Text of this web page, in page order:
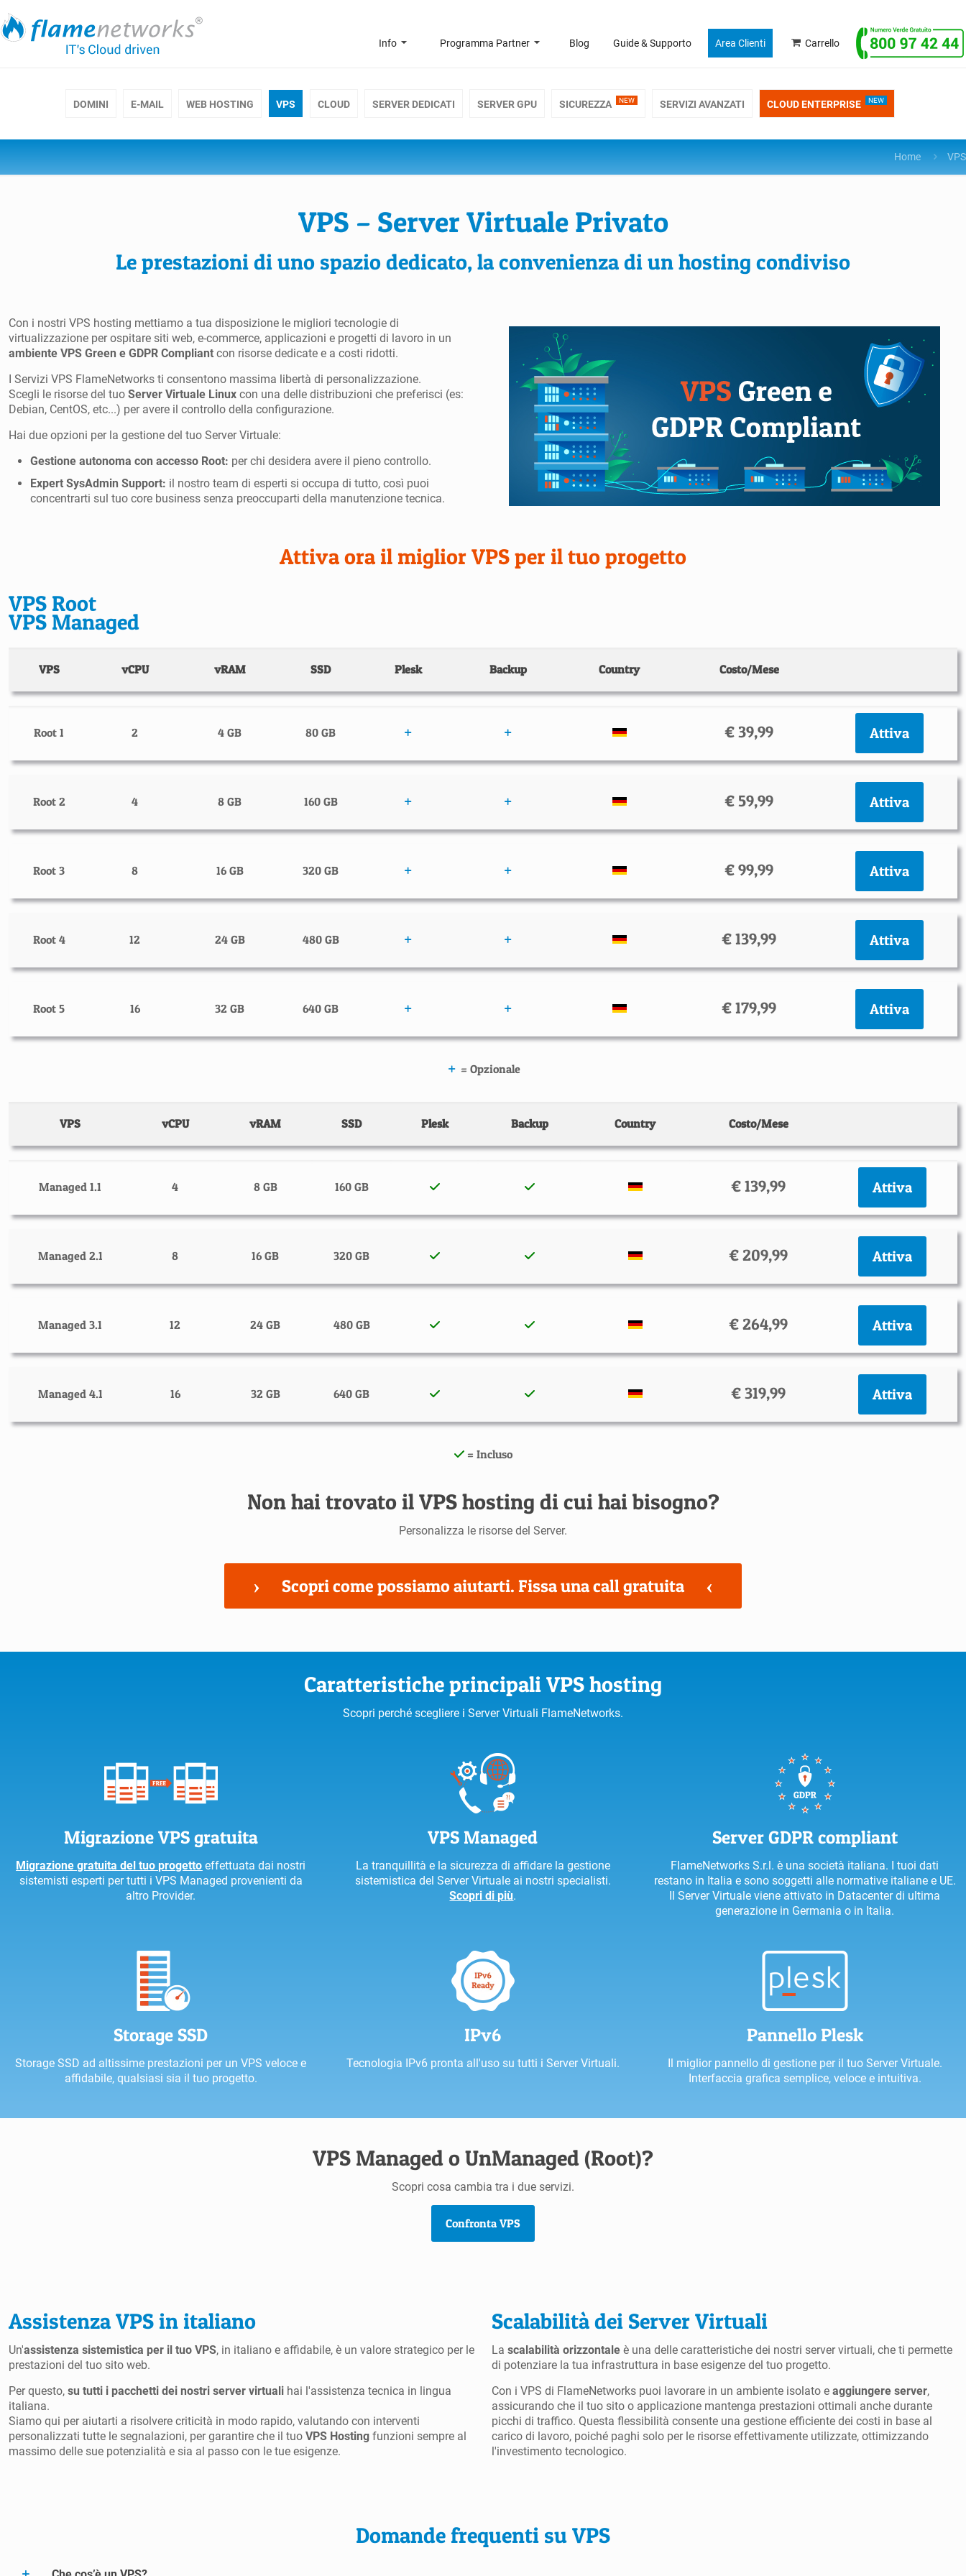
DOMINI E-MAIL WEB HOSTING VPS CLOUD SERVER DEDICATI SERVER GPU SICUREZZA NEW SERVIZI AVANZATI CLOUD ENTERPRISE NEW
Info Programma Partner Blog Guide & Supporto Area Clienti Carrello
Home VPS
VPS – Server Virtuale Privato
Le prestazioni di uno spazio dedicato, la convenienza di un hosting condiviso
Con i nostri VPS hosting mettiamo a tua disposizione le migliori tecnologie di
virtualizzazione per ospitare siti web, e-commerce, applicazioni e progetti di lavoro in un
ambiente VPS Green e GDPR Compliant con risorse dedicate e a costi ridotti.
I Servizi VPS FlameNetworks ti consentono massima libertà di personalizzazione.
Scegli le risorse del tuo Server Virtuale Linux con una delle distribuzioni che preferisci (es:
Debian, CentOS, etc...) per avere il controllo della configurazione.
Hai due opzioni per la gestione del tuo Server Virtuale:
Gestione autonoma con accesso Root: per chi desidera avere il pieno controllo.
Expert SysAdmin Support: il nostro team di esperti si occupa di tutto, così puoi
concentrarti sul tuo core business senza preoccuparti della manutenzione tecnica.
Attiva ora il miglior VPS per il tuo progetto
VPS Root
VPS Managed
VPS vCPU vRAM SSD Plesk Backup Country Costo/Mese
Root 1 2 4 GB 80 GB € 39,99 Attiva
Root 2 4 8 GB 160 GB € 59,99 Attiva
Root 3 8 16 GB 320 GB € 99,99 Attiva
Root 4 12 24 GB 480 GB € 139,99 Attiva
Root 5 16 32 GB 640 GB € 179,99 Attiva
= Opzionale
VPS vCPU vRAM SSD Plesk Backup Country Costo/Mese
Managed 1.1 4 8 GB 160 GB € 139,99 Attiva
Managed 2.1 8 16 GB 320 GB € 209,99 Attiva
Managed 3.1 12 24 GB 480 GB € 264,99 Attiva
Managed 4.1 16 32 GB 640 GB € 319,99 Attiva
= Incluso
Non hai trovato il VPS hosting di cui hai bisogno?
Personalizza le risorse del Server.
Scopri come possiamo aiutarti. Fissa una call gratuita
Caratteristiche principali VPS hosting
Scopri perché scegliere i Server Virtuali FlameNetworks.
Migrazione VPS gratuita
Migrazione gratuita del tuo progetto effettuata dai nostri
sistemisti esperti per tutti i VPS Managed provenienti da
altro Provider.
VPS Managed
La tranquillità e la sicurezza di affidare la gestione
sistemistica del Server Virtuale ai nostri specialisti.
Scopri di più.
Server GDPR compliant
FlameNetworks S.r.l. è una società italiana. I tuoi dati
restano in Italia e sono soggetti alle normative italiane e UE.
Il Server Virtuale viene attivato in Datacenter di ultima
generazione in Germania o in Italia.
Storage SSD
Storage SSD ad altissime prestazioni per un VPS veloce e
affidabile, qualsiasi sia il tuo progetto.
IPv6
Tecnologia IPv6 pronta all'uso su tutti i Server Virtuali.
Pannello Plesk
Il miglior pannello di gestione per il tuo Server Virtuale.
Interfaccia grafica semplice, veloce e intuitiva.
VPS Managed o UnManaged (Root)?
Scopri cosa cambia tra i due servizi.
Confronta VPS
Assistenza VPS in italiano
Un'assistenza sistemistica per il tuo VPS, in italiano e affidabile, è un valore strategico per le
prestazioni del tuo sito web.
Per questo, su tutti i pacchetti dei nostri server virtuali hai l'assistenza tecnica in lingua
italiana.
Siamo qui per aiutarti a risolvere criticità in modo rapido, valutando con interventi
personalizzati tutte le segnalazioni, per garantire che il tuo VPS Hosting funzioni sempre al
massimo delle sue potenzialità e sia al passo con le tue esigenze.
Scalabilità dei Server Virtuali
La scalabilità orizzontale è una delle caratteristiche dei nostri server virtuali, che ti permette
di potenziare la tua infrastruttura in base esigenze del tuo progetto.
Con i VPS di FlameNetworks puoi lavorare in un ambiente isolato e aggiungere server,
assicurando che il tuo sito o applicazione mantenga prestazioni ottimali anche durante
picchi di traffico. Questa flessibilità consente una gestione efficiente dei costi in base al
carico di lavoro, poiché paghi solo per le risorse effettivamente utilizzate, ottimizzando
l'investimento tecnologico.
Domande frequenti su VPS